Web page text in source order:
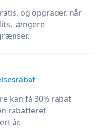
og opgrader, når
længere
kan få 30% rabat
rabatteret
år.